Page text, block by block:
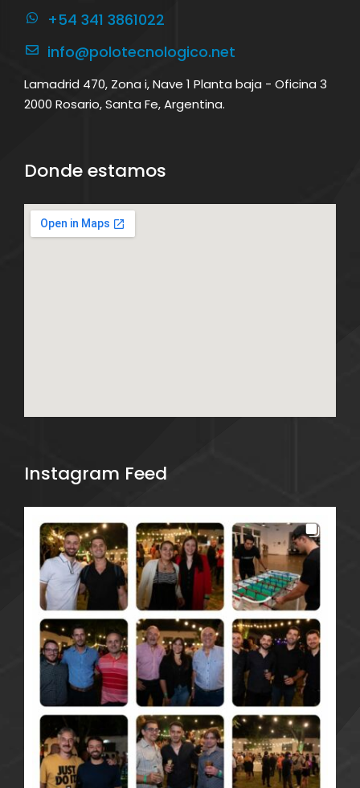
+54 341 3861022
info@polotecnologico.net
Lamadrid 470, Zona i, Nave 1 Planta baja - Oficina 3
2000 Rosario, Santa Fe, Argentina.
Donde estamos
Instagram Feed